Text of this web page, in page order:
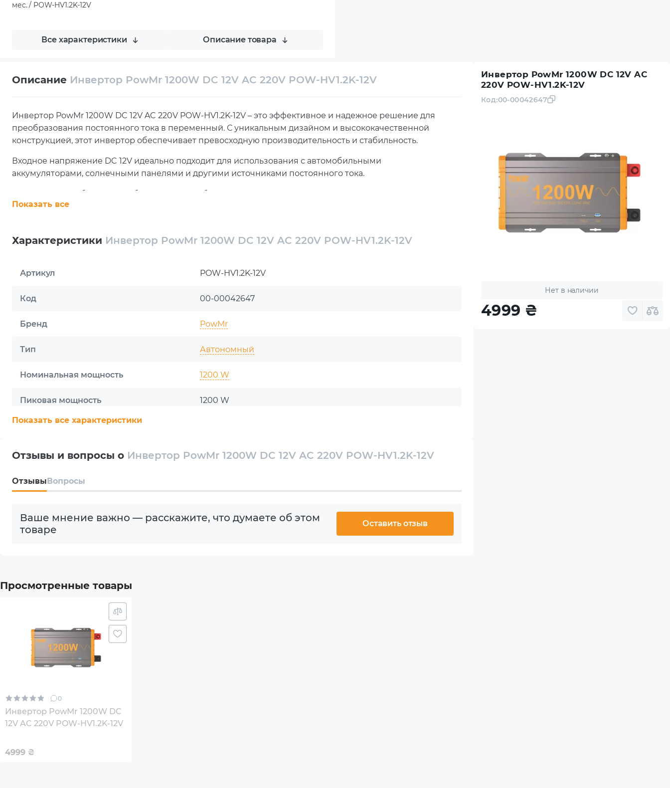
мес. / POW-HV1.2K-12V
Все характеристики Описание товара
Описание Инвертор PowMr 1200W DC 12V AC 220V POW-HV1.2K-12V
Инвертор PowMr 1200W DC 12V AC 220V POW-HV1.2K-12V – это эффективное и надежное решение для
преобразования постоянного тока в переменный. С уникальным дизайном и высококачественной
конструкцией, этот инвертор обеспечивает превосходную производительность и стабильность.
Входное напряжение DC 12V идеально подходит для использования с автомобильными
аккумуляторами, солнечными панелями и другими источниками постоянного тока.
Инвертор способен питать оборудование, работающее от стандартной домашней сети.
устройство, но и уверенность в работоспособности продукта. Мы гарантируем быструю доставку по
потребности. Будьте уверены, что все ваши электронные устройства будут работать без перебоев и
Показать все
Характеристики Инвертор PowMr 1200W DC 12V AC 220V POW-HV1.2K-12V
Артикул POW-HV1.2K-12V
Код 00-00042647
Бренд PowMr
Тип Автономный
Номинальная мощность 1200 W
Пиковая мощность 1200 W
Диапазон входного напряжения
Форма выходного напряжения Чистая синусоида
Параллельное подключение
возможности
Габариты (без упаковки), мм
Показать все характеристики
Отзывы и вопросы о Инвертор PowMr 1200W DC 12V AC 220V POW-HV1.2K-12V
OтзывыВопросы
Ваше мнение важно — расскажите, что думаете об этом
товаре
Оставить отзыв
Инвертор PowMr 1200W DC 12V AC
220V POW-HV1.2K-12V
Код:00-00042647
Нет в наличии
4999 ₴
Просмотренные товары
0
Инвертор PowMr 1200W DC
12V AC 220V POW-HV1.2K-12V
4999 ₴